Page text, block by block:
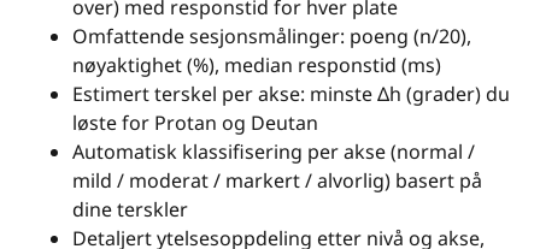
over) med responstid for hver plate
Omfattende sesjonsmålinger: poeng (n/20),
nøyaktighet (%), median responstid (ms)
Estimert terskel per akse: minste Δh (grader) du
løste for Protan og Deutan
Automatisk klassifisering per akse (normal /
mild / moderat / markert / alvorlig) basert på
dine terskler
Detaljert ytelsesoppdeling etter nivå og akse,